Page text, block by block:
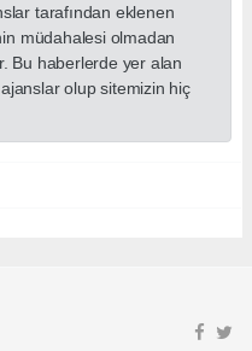
tarafından eklenen
müdahalesi olmadan
Bu haberlerde yer alan
olup sitemizin hiç